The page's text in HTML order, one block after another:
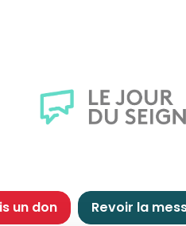
un don Revoir la